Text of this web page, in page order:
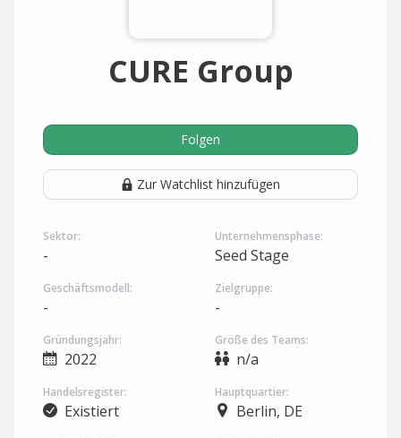
CURE Group
Folgen
Zur Watchlist hinzufügen
Sektor:
-
Unternehmensphase:
Seed Stage
Geschäftsmodell:
-
Zielgruppe:
-
Gründungsjahr:
2022
Größe des Teams:
n/a
Handelsregister:
Existiert
Hauptquartier:
Berlin, DE